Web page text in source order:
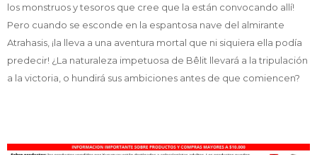
los monstruos y tesoros que cree que la están convocando allí!
Pero cuando se esconde en la espantosa nave del almirante
Atrahasis, ¡la lleva a una aventura mortal que ni siquiera ella podía
predecir! ¿La naturaleza impetuosa de Bêlit llevará a la tripulación
a la victoria, o hundirá sus ambiciones antes de que comiencen?